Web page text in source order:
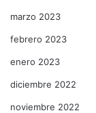
marzo 2023
febrero 2023
enero 2023
diciembre 2022
noviembre 2022